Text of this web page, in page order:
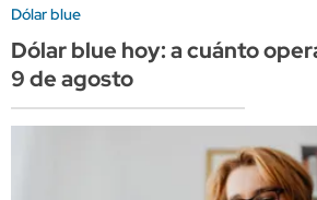
Dólar blue
Dólar blue hoy: a cuánto
9 de agosto